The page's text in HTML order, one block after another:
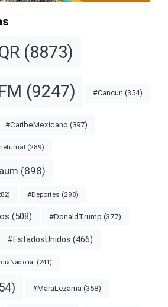
(8873)
(9247) #Cancun (354)
#CaribeMexicano (397)
(289)
(898)
#Deportes (298)
(508) #DonaldTrump (377)
#EstadosUnidos (466)
(241)
#MaraLezama (358)